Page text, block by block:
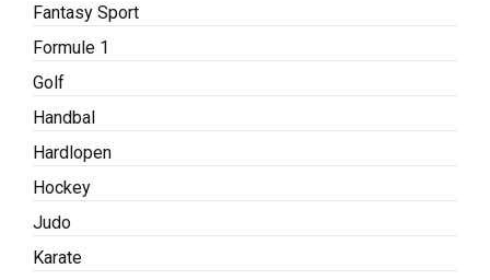
Fantasy Sport
Formule 1
Golf
Handbal
Hardlopen
Hockey
Judo
Karate